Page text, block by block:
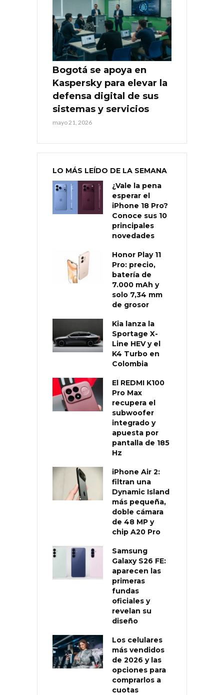
Bogotá se apoya en
Kaspersky para elevar la
defensa digital de sus
sistemas y servicios
mayo 21, 2026
LO MÁS LEÍDO DE LA SEMANA
¿Vale la pena
esperar el
iPhone 18 Pro?
Conoce sus 10
principales
novedades
Honor Play 11
Pro: precio,
batería de
7.000 mAh y
solo 7,34 mm
de grosor
Kia lanza la
Sportage X-
Line HEV y el
K4 Turbo en
Colombia
El REDMI K100
Pro Max
recupera el
subwoofer
integrado y
apuesta por
pantalla de 185
Hz
iPhone Air 2:
filtran una
Dynamic Island
más pequeña,
doble cámara
de 48 MP y
chip A20 Pro
Samsung
Galaxy S26 FE:
aparecen las
primeras
fundas
oficiales y
revelan su
diseño
Los celulares
más vendidos
de 2026 y las
opciones para
comprarlos a
cuotas